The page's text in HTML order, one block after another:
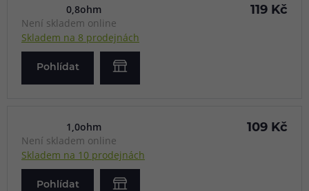
0,8ohm
Není skladem online
Skladem na 8 prodejnách
119 Kč
Pohlídat
1,0ohm
Není skladem online
Skladem na 10 prodejnách
109 Kč
Pohlídat